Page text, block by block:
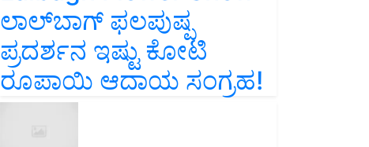
ಲಾಲ್‌ಬಾಗ್ ಫಲಪುಷ್ಪ
ಪ್ರದರ್ಶನ ಇಷ್ಟು ಕೋಟಿ
ರೂಪಾಯಿ ಆದಾಯ ಸಂಗ್ರಹ!